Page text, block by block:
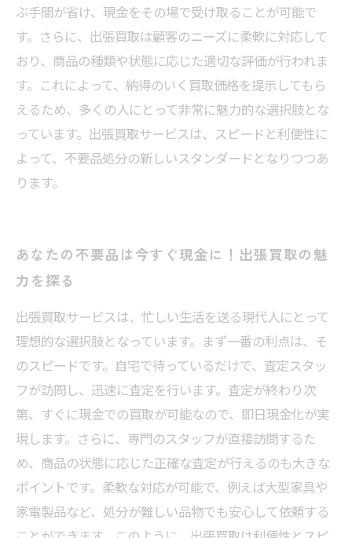
ぶ手間が省け、現金をその場で受け取ることが可能で
す。さらに、出張買取は顧客のニーズに柔軟に対応して
おり、商品の種類や状態に応じた適切な評価が行われま
す。これによって、納得のいく買取価格を提示してもら
えるため、多くの人にとって非常に魅力的な選択肢とな
っています。出張買取サービスは、スピードと利便性に
よって、不要品処分の新しいスタンダードとなりつつあ
ります。
あなたの不要品は今すぐ現金に！出張買取の魅
力を探る
出張買取サービスは、忙しい生活を送る現代人にとって
理想的な選択肢となっています。まず一番の利点は、そ
のスピードです。自宅で待っているだけで、査定スタッ
フが訪問し、迅速に査定を行います。査定が終わり次
第、すぐに現金での買取が可能なので、即日現金化が実
現します。さらに、専門のスタッフが直接訪問するた
め、商品の状態に応じた正確な査定が行えるのも大きな
ポイントです。柔軟な対応が可能で、例えば大型家具や
家電製品など、処分が難しい品物でも安心して依頼する